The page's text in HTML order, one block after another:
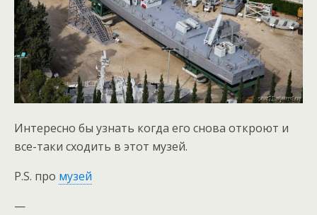
Интересно бы узнать когда его снова откроют и
все-таки сходить в этот музей.
P.S. про музей
—